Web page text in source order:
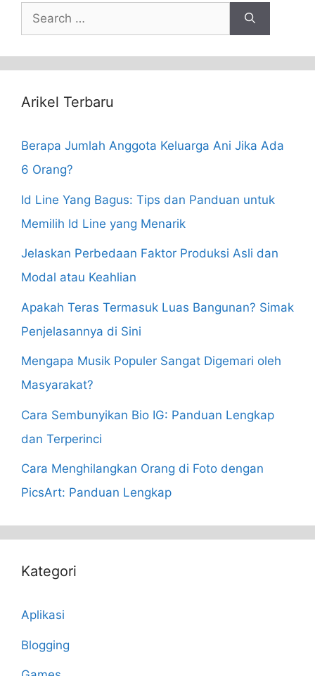
Search
for:
Arikel Terbaru
Berapa Jumlah Anggota Keluarga Ani Jika Ada
6 Orang?
Id Line Yang Bagus: Tips dan Panduan untuk
Memilih Id Line yang Menarik
Jelaskan Perbedaan Faktor Produksi Asli dan
Modal atau Keahlian
Apakah Teras Termasuk Luas Bangunan? Simak
Penjelasannya di Sini
Mengapa Musik Populer Sangat Digemari oleh
Masyarakat?
Cara Sembunyikan Bio IG: Panduan Lengkap
dan Terperinci
Cara Menghilangkan Orang di Foto dengan
PicsArt: Panduan Lengkap
Kategori
Aplikasi
Blogging